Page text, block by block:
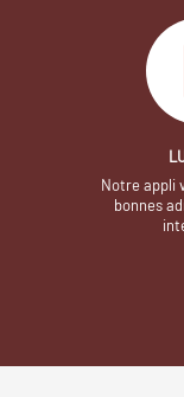
Notre appli
bonnes